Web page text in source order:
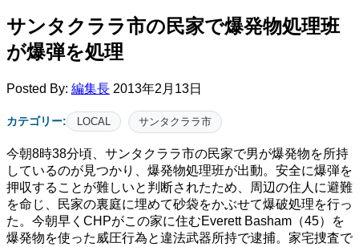
サンタクララ市の民家で爆発物処理班
が爆弾を処理
Posted By: 編集長 2013年2月13日
カテゴリー: LOCAL サンタクララ市
今朝8時38分頃、サンタクララ市の民家で男が爆発物を所持
しているのが見つかり、爆発物処理班が出動。安全に爆弾を
押収することが難しいと判断されたため、周辺の住人に避難
を命じ、民家の裏庭に埋めて砂袋をかぶせて爆破処理を行っ
た。今朝早くCHPがこの家に住むEverett Basham（45）を
爆発物を使った威圧行為と違法武器所持で逮捕。家宅捜査で